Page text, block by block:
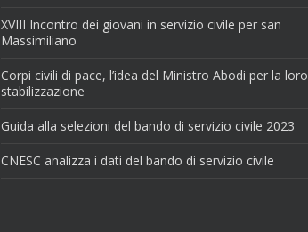
XVIII Incontro dei giovani in servizio civile per san
Massimiliano
Corpi civili di pace, l’idea del Ministro Abodi per la loro
stabilizzazione
Guida alla selezioni del bando di servizio civile 2023
CNESC analizza i dati del bando di servizio civile